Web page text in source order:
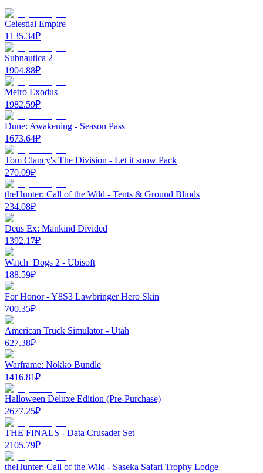
Celestial Empire
1135.34₽
Subnautica 2
1904.88₽
Metro Exodus
1982.59₽
Dune: Awakening - Season Pass
1673.64₽
Tom Clancy's The Division - Let it snow Pack
270.09₽
theHunter: Call of the Wild - Tents & Ground Blinds
234.08₽
Deus Ex: Mankind Divided
1392.17₽
Watch_Dogs 2 - Ubisoft
188.59₽
For Honor - Y8S3 Lawbringer Hero Skin
700.35₽
American Truck Simulator - Utah
627.38₽
Warframe: Nokko Bundle
1416.81₽
Halloween Deluxe Edition (Pre-Purchase)
2677.25₽
THE FINALS - Data Crusader Set
2105.79₽
theHunter: Call of the Wild - Saseka Safari Trophy Lodge